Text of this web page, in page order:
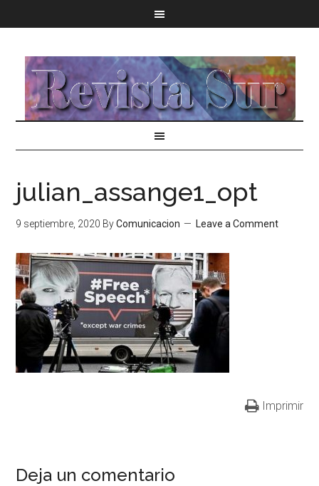
julian_assange1_opt
9 septiembre, 2020 ByComunicacion Leave a Comment
Imprimir
Deja un comentario